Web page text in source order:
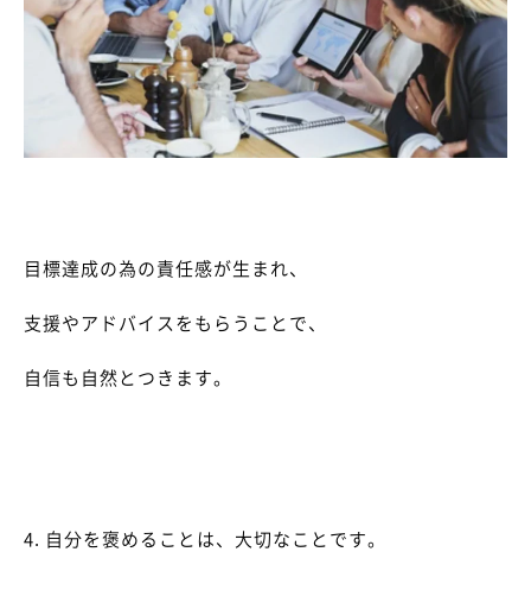
目標達成の為の責任感が生まれ、
支援やアドバイスをもらうことで、
自信も自然とつきます。
4. 自分を褒めることは、大切なことです。